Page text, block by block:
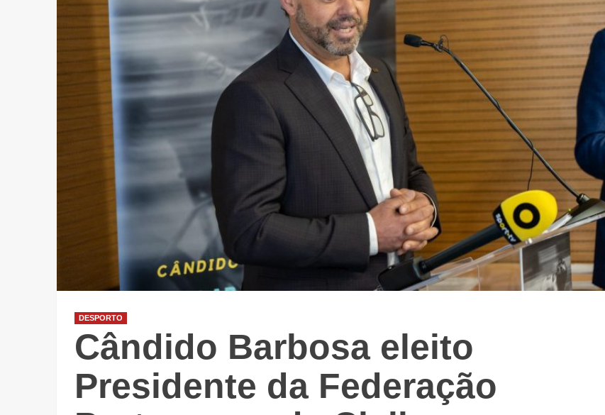
DESPORTO
Cândido Barbosa eleito
Presidente da Federação